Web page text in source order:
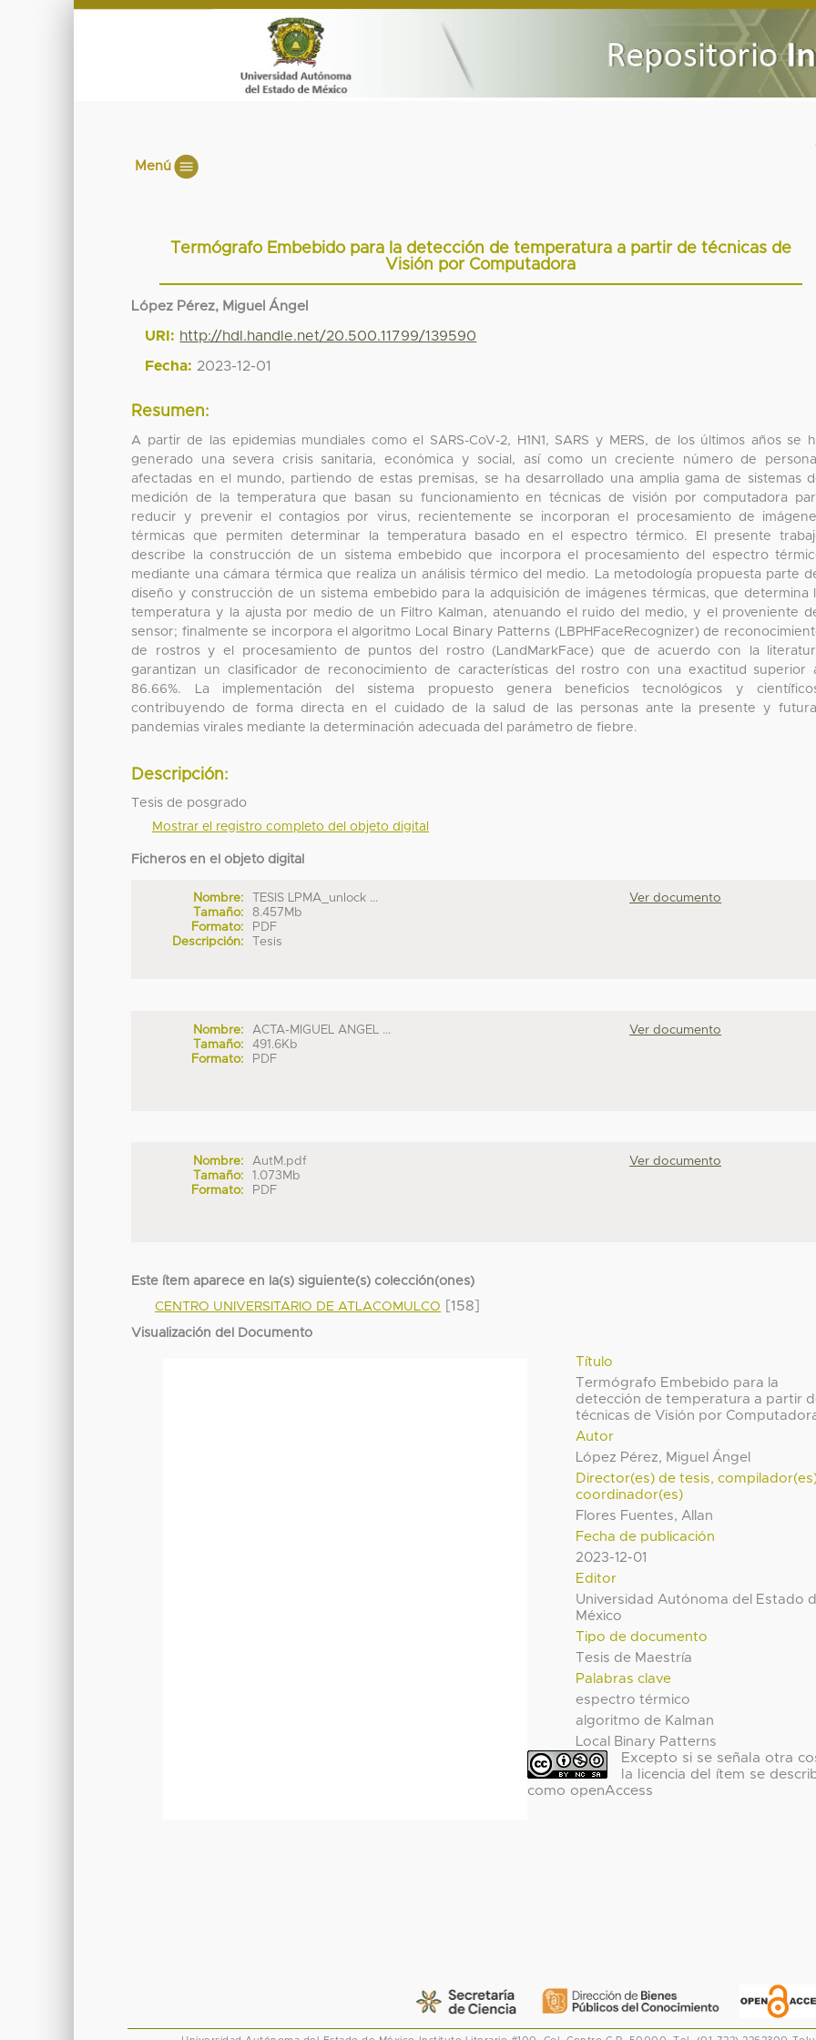
Menú
Termógrafo Embebido para la detección de temperatura a partir de técnicas de
Visión por Computadora
López Pérez, Miguel Ángel
URI: http://hdl.handle.net/20.500.11799/139590
Fecha: 2023-12-01
Resumen:
A partir de las epidemias mundiales como el SARS-CoV-2, H1N1, SARS y MERS, de los últimos años se
generado una severa crisis sanitaria, económica y social, así como un creciente número de
afectadas en el mundo, partiendo de estas premisas, se ha desarrollado una amplia gama de sistemas
medición de la temperatura que basan su funcionamiento en técnicas de visión por computadora
reducir y prevenir el contagios por virus, recientemente se incorporan el procesamiento de
térmicas que permiten determinar la temperatura basado en el espectro térmico. El presente
describe la construcción de un sistema embebido que incorpora el procesamiento del espectro
mediante una cámara térmica que realiza un análisis térmico del medio. La metodología propuesta parte
diseño y construcción de un sistema embebido para la adquisición de imágenes térmicas, que determina
temperatura y la ajusta por medio de un Filtro Kalman, atenuando el ruido del medio, y el proveniente
sensor; finalmente se incorpora el algoritmo Local Binary Patterns (LBPHFaceRecognizer) de
de rostros y el procesamiento de puntos del rostro (LandMarkFace) que de acuerdo con la
garantizan un clasificador de reconocimiento de características del rostro con una exactitud superior
86.66%. La implementación del sistema propuesto genera beneficios tecnológicos y
contribuyendo de forma directa en el cuidado de la salud de las personas ante la presente y
pandemias virales mediante la determinación adecuada del parámetro de fiebre.
Descripción:
Tesis de posgrado
Mostrar el registro completo del objeto digital
Ficheros en el objeto digital
Nombre:
TESIS LPMA_unlock ...
Tamaño:
8.457Mb
Formato:
PDF
Descripción:
Tesis
Ver documento
Nombre:
ACTA-MIGUEL ANGEL ...
Tamaño:
491.6Kb
Formato:
PDF
Ver documento
Nombre:
AutM.pdf
Tamaño:
1.073Mb
Formato:
PDF
Ver documento
Este ítem aparece en la(s) siguiente(s) colección(ones)
CENTRO UNIVERSITARIO DE ATLACOMULCO [158]
Visualización del Documento
Título
Termógrafo Embebido para la
detección de temperatura a partir
técnicas de Visión por
Autor
López Pérez, Miguel Ángel
Director(es) de tesis,
coordinador(es)
Flores Fuentes, Allan
Fecha de publicación
2023-12-01
Editor
Universidad Autónoma del Estado
México
Tipo de documento
Tesis de Maestría
Palabras clave
espectro térmico
algoritmo de Kalman
Local Binary Patterns
Excepto si se señala otra
la licencia del ítem se
como openAccess